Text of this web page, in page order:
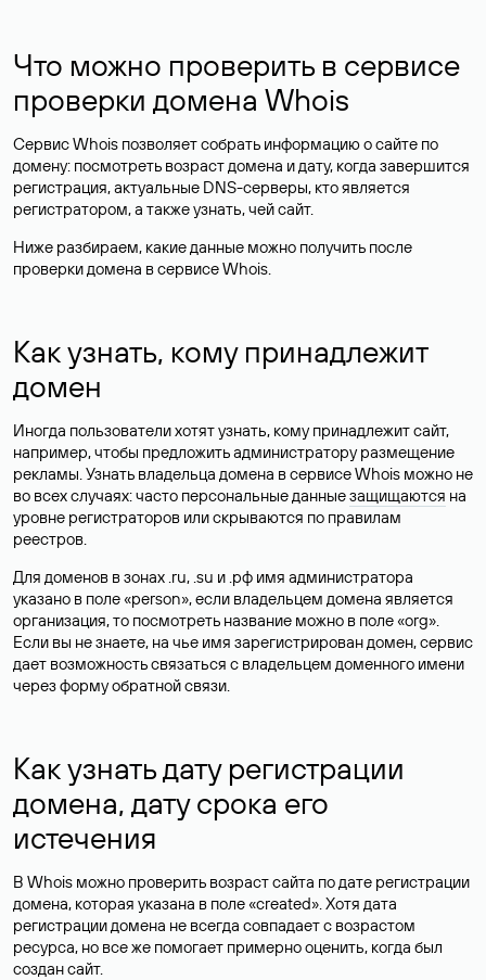
Что можно проверить в сервисе
проверки домена Whois
Сервис Whois позволяет собрать информацию о сайте по
домену: посмотреть возраст домена и дату, когда завершится
регистрация, актуальные DNS-серверы, кто является
регистратором, а также узнать, чей сайт.
Ниже разбираем, какие данные можно получить после
проверки домена в сервисе Whois.
Как узнать, кому принадлежит
домен
Иногда пользователи хотят узнать, кому принадлежит сайт,
например, чтобы предложить администратору размещение
рекламы. Узнать владельца домена в сервисе Whois можно не
во всех случаях: часто персональные данныезащищаются на
уровне регистраторов или скрываются по правилам
реестров.
Для доменов в зонах .ru, .su и .рф имя администратора
указано в поле «person», если владельцем домена является
организация, то посмотреть название можно в поле «org».
Если вы не знаете, на чье имя зарегистрирован домен, сервис
дает возможность связаться с владельцем доменного имени
через форму обратной связи.
Как узнать дату регистрации
домена, дату срока его
истечения
В Whois можно проверить возраст сайта по дате регистрации
домена, которая указана в поле «created». Хотя дата
регистрации домена не всегда совпадает с возрастом
ресурса, но все же помогает примерно оценить, когда был
создан сайт.